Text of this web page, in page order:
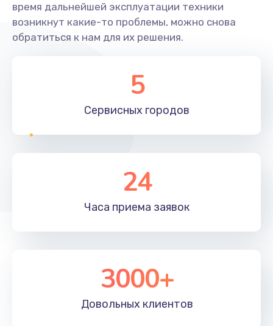
время дальнейшей эксплуатации техники
возникнут какие-то проблемы, можно снова
обратиться к нам для их решения.
5
Сервисных городов
24
Часа приема заявок
3000+
Довольных клиентов